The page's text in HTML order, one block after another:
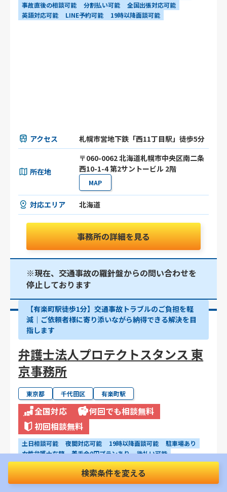
事故直後の相談可能
分割払い可能
全国出張対応可能
英語対応可能
LINE予約可能 19時以降面談可能
アクセス 札幌市営地下鉄「西11丁目駅」徒歩5分
所在地
〒060-0062 北海道札幌市中央区南二条
西10-1-4 第2サントービル 2階
MAP
対応エリア 北海道
事務所の詳細を見る
※現在、交通事故の羅針盤からの問い合わせを
停止しております
【有楽町駅徒歩1分】交通事故トラブルのご負担を軽
減｜ご依頼者様に寄り添いながら納得できる解決を目
指します
弁護士法人プロテクトスタンス 東
京事務所
東京都 千代田区 有楽町駅
全国対応
何回でも相談無料
初回相談無料
土日相談可能 夜間対応可能 19時以降面談可能
駐車場あり
女性弁護士在籍
着手金0円プランあり
後払い可能
電話相談可能
WEB・オンライン相談可能
完全個室
事故直後の相談可能
治療中の相談可能 物損事故の相談可能
検索条件を変える